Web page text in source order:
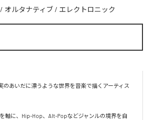
/ オルタナティブ / エレクトロニック
のあいだに漂うような世界を音楽で描くアーティス
軸に、Hip-Hop、Alt-Popなどジャンルの境界を自